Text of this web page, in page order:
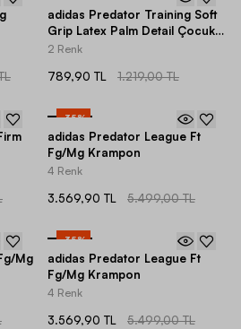
adidas Predator Training Soft
Grip Latex Palm Detail Çocuk
Kaleci Eldiveni
2 Renk
789,90 TL 1.219,00 TL
-35%
adidas Predator League Ft
Fg/Mg Krampon
4 Renk
3.569,90 TL 5.499,00 TL
Mg
-35%
adidas Predator League Ft
Fg/Mg Krampon
4 Renk
3.569,90 TL 5.499,00 TL